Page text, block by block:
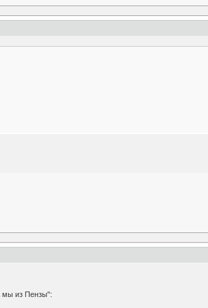
мы из Пензы":